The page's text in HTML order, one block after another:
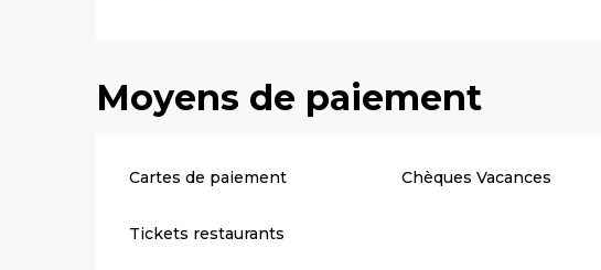
Moyens de paiement
Cartes de paiement Chèques Vacances
Tickets restaurants